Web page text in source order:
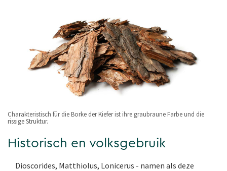
Charakteristisch für die Borke der Kiefer ist ihre graubraune Farbe und die
rissige Struktur.
Historisch en volksgebruik
Dioscorides, Matthiolus, Lonicerus - namen als deze